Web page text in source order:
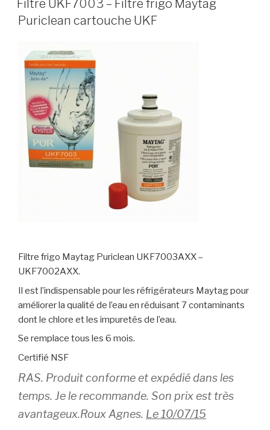
Filtre UKF7003 – Filtre frigo Maytag
Puriclean cartouche UKF
Filtre frigo Maytag Puriclean UKF7003AXX –
UKF7002AXX.
Il est l’indispensable pour les réfrigérateurs Maytag pour
améliorer la qualité de l’eau en réduisant 7 contaminants
dont le chlore et les impuretés de l’eau.
Se remplace tous les 6 mois.
Certifié NSF
RAS. Produit conforme et expédié dans les
temps. Je le recommande. Son prix est très
avantageux.Roux Agnes. Le 10/07/15